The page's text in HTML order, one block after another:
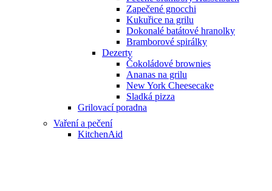
Zapečené gnocchi
Kukuřice na grilu
Dokonalé batátové hranolky
Bramborové spirálky
Dezerty
Čokoládové brownies
Ananas na grilu
New York Cheesecake
Sladká pizza
Grilovací poradna
Vaření a pečení
KitchenAid